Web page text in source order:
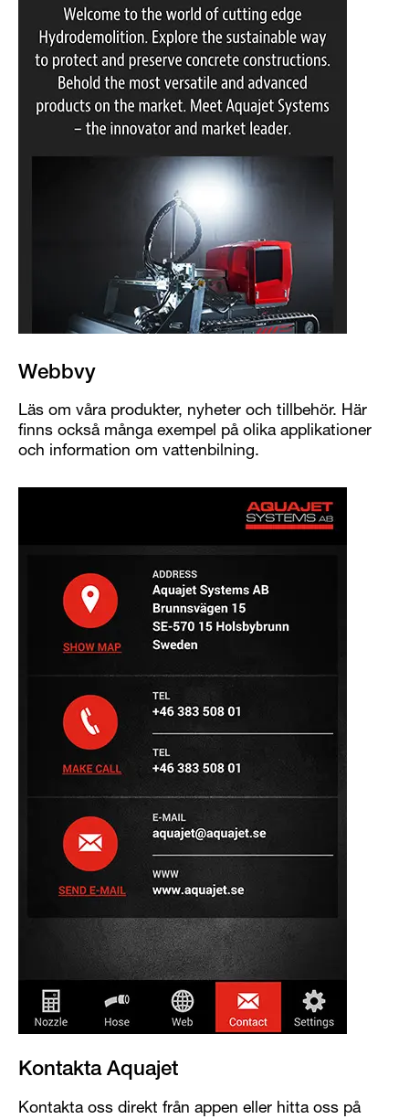
Webbvy
Läs om våra produkter, nyheter och tillbehör. Här
finns också många exempel på olika applikationer
och information om vattenbilning.
Kontakta Aquajet
Kontakta oss direkt från appen eller hitta oss på